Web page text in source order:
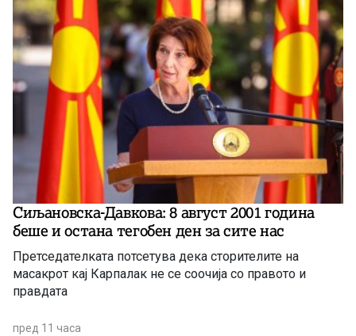
Сиљановска-Давкова: 8 август 2001 година
беше и остана тегобен ден за сите нас
Претседателката потсетува дека сторителите на
масакрот кај Карпалак не се соочија со правото и
правдата
пред 11 часа